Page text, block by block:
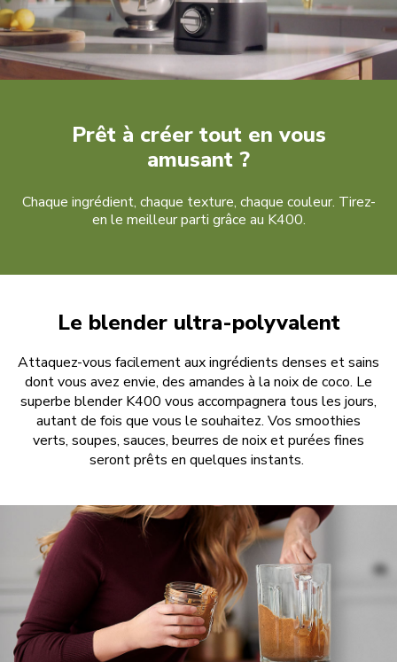
Prêt à créer tout en vous
amusant ?
Chaque ingrédient, chaque texture, chaque couleur. Tirez-
en le meilleur parti grâce au K400.
Le blender ultra-polyvalent
Attaquez-vous facilement aux ingrédients denses et sains
dont vous avez envie, des amandes à la noix de coco. Le
superbe blender K400 vous accompagnera tous les jours,
autant de fois que vous le souhaitez. Vos smoothies
verts, soupes, sauces, beurres de noix et purées fines
seront prêts en quelques instants.